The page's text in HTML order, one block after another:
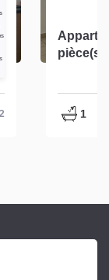
pièce(s)
1